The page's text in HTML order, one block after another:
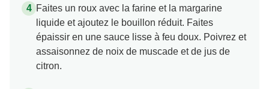
Faites un roux avec la farine et la margarine
liquide et ajoutez le bouillon réduit. Faites
épaissir en une sauce lisse à feu doux. Poivrez et
assaisonnez de noix de muscade et de jus de
citron.